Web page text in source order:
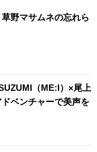
野マサムネの忘れら
（ME:I）×尾上
ベンチャーで美声を